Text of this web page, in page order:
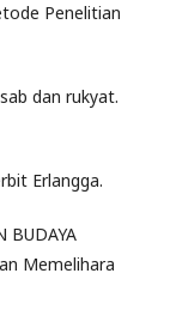
Penelitian
dan rukyat.
Erlangga.
BUDAYA
Memelihara